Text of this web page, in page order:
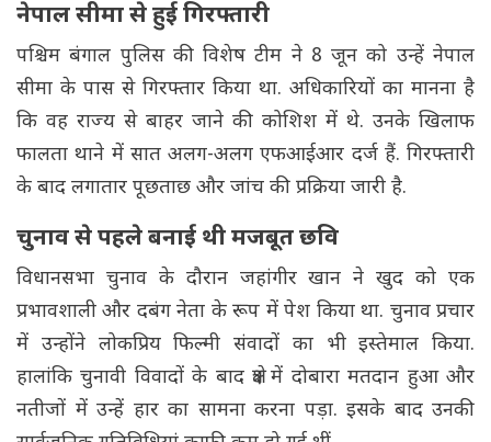
नेपाल सीमा से हुई गिरफ्तारी
पश्चिम बंगाल पुलिस की विशेष टीम ने 8 जून को उन्हें नेपाल
सीमा के पास से गिरफ्तार किया था. अधिकारियों का मानना है
कि वह राज्य से बाहर जाने की कोशिश में थे. उनके खिलाफ
फालता थाने में सात अलग-अलग एफआईआर दर्ज हैं. गिरफ्तारी
के बाद लगातार पूछताछ और जांच की प्रक्रिया जारी है.
चुनाव से पहले बनाई थी मजबूत छवि
विधानसभा चुनाव के दौरान जहांगीर खान ने खुद को एक
प्रभावशाली और दबंग नेता के रूप में पेश किया था. चुनाव प्रचार
में उन्होंने लोकप्रिय फिल्मी संवादों का भी इस्तेमाल किया.
हालांकि चुनावी विवादों के बाद क्षेत्र में दोबारा मतदान हुआ और
नतीजों में उन्हें हार का सामना करना पड़ा. इसके बाद उनकी